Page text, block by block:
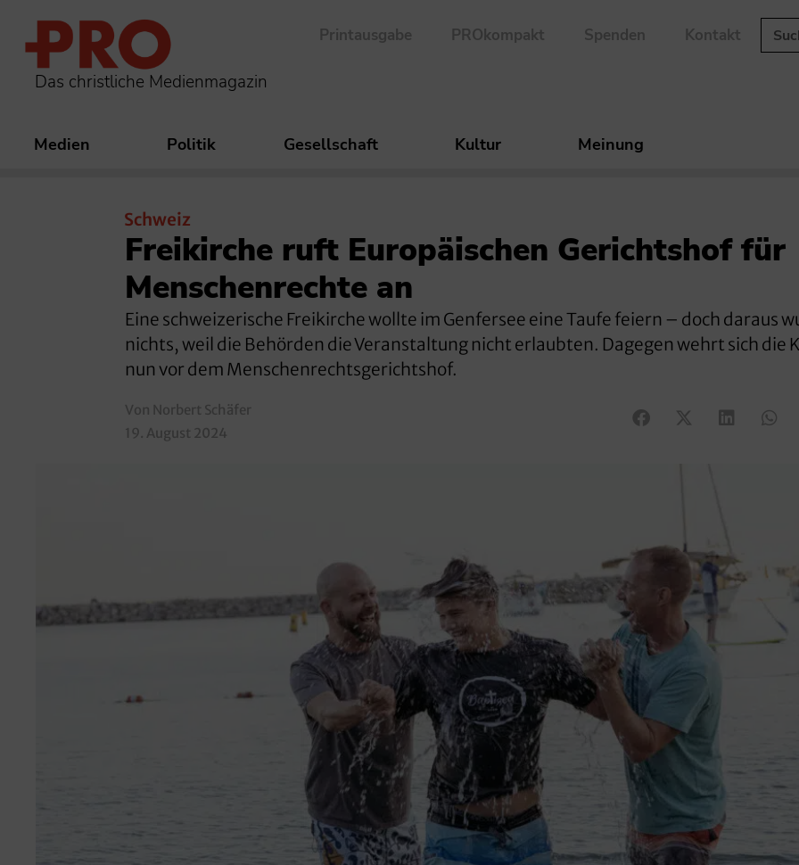
Das christliche Medienmagazin
Printausgabe PROkompakt Spenden Kontakt
Medien Politik Gesellschaft Kultur Meinung
Schweiz
Freikirche ruft Europäischen Gerichtshof für
Menschenrechte an
Eine schweizerische Freikirche wollte im Genfersee eine Taufe feiern – doch daraus
nichts, weil die Behörden die Veranstaltung nicht erlaubten. Dagegen wehrt sich die
nun vor dem Menschenrechtsgerichtshof.
Von Norbert Schäfer
19. August 2024